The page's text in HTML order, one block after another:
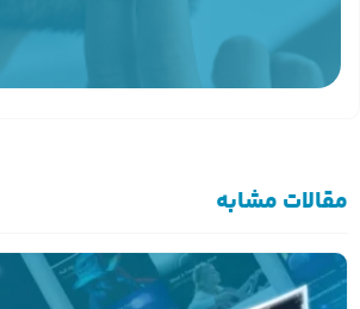
مقالات مشابه